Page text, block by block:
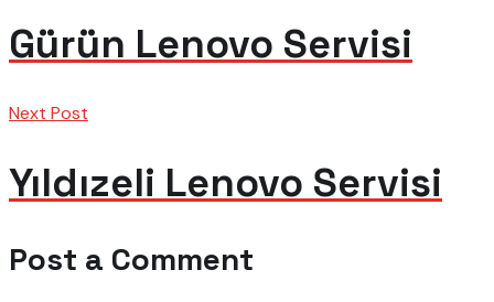
Gürün Lenovo Servisi
Next Post
Yıldızeli Lenovo Servisi
Post a Comment